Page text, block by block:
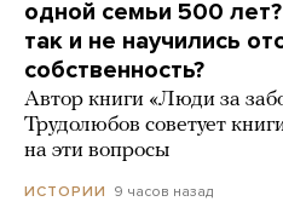
одной семьи 500
так и не научились
собственность?
Автор книги «Люди за
Трудолюбов советует
на эти вопросы
ИСТОРИИ 9 часов назад